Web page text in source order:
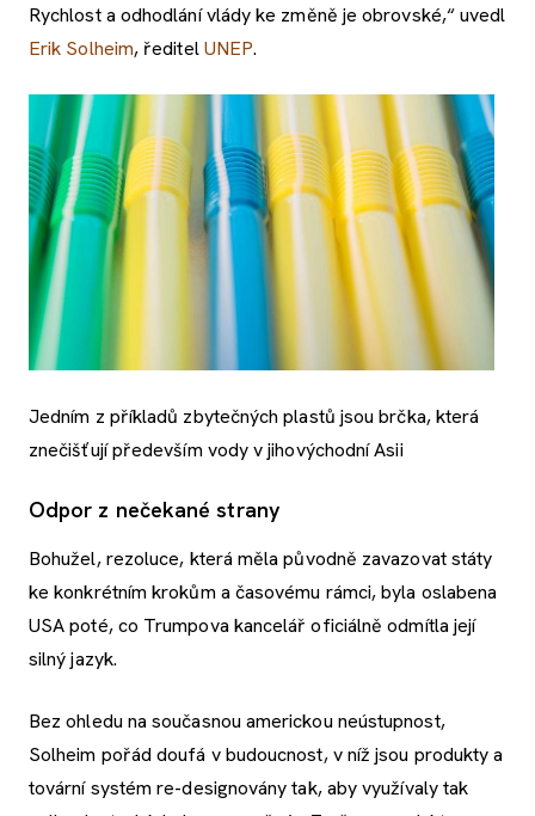
Rychlost a odhodlání vlády ke změně je obrovské,“ uvedl
Erik Solheim, ředitelUNEP.
Jedním z příkladů zbytečných plastů jsou brčka, která
znečišťují především vody v jihovýchodní Asii
Odpor z nečekané strany
Bohužel, rezoluce, která měla původně zavazovat státy
ke konkrétním krokům a časovému rámci, byla oslabena
USA poté, co Trumpova kancelář oficiálně odmítla její
silný jazyk.
Bez ohledu na současnou americkou neústupnost,
Solheim pořád doufá v budoucnost, v níž jsou produkty a
tovární systém re-designovány tak, aby využívaly tak